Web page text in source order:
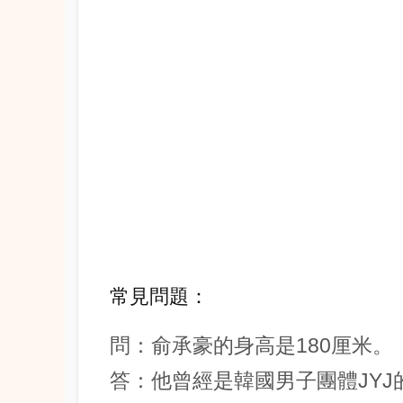
常見問題：
問：俞承豪的身高是180厘米。
答：他曾經是韓國男子團體JYJ